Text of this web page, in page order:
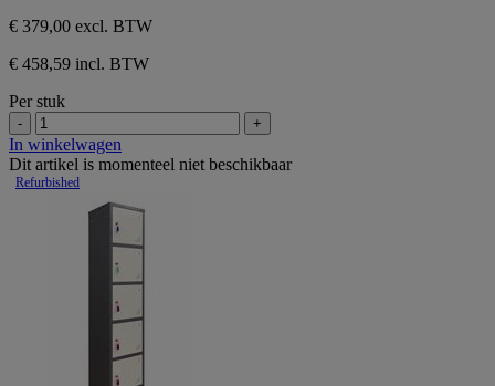
€ 379,00 excl. BTW
€ 458,59 incl. BTW
Per stuk
- +
In winkelwagen
Dit artikel is momenteel niet beschikbaar